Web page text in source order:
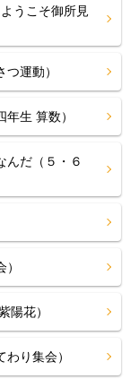
うこそ御所見
運動）
生 算数）
だ（５・６
陽花）
り集会）